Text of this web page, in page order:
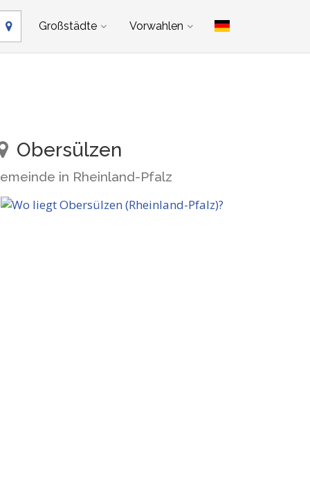
Großstädte Vorwahlen
Obersülzen
in Rheinland-Pfalz